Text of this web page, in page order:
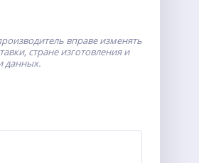
вправе изменять
стране изготовления и
данных.